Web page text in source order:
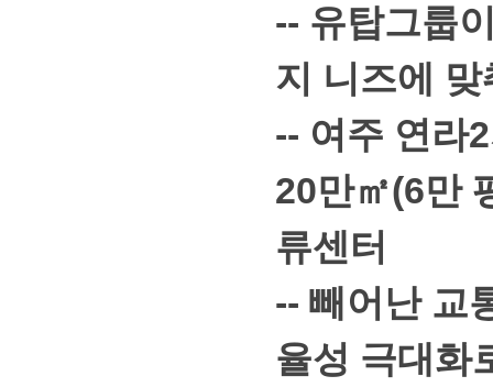
--유탑그룹
지니즈에맞
--여주연라
20만㎡(6만
류센터
--빼어난교
율성극대화